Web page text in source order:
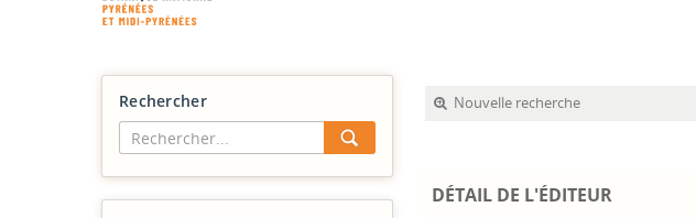
Rechercher Nouvelle recherche
DÉTAIL DE L'ÉDITEUR